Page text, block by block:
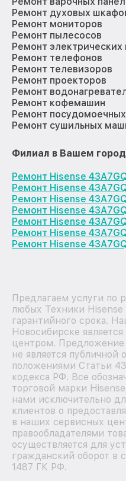
Ремонт духовых
Ремонт мониторов
Ремонт пылесосов
Ремонт электрических
Ремонт телефонов
Ремонт телевизоров
Ремонт проекторов
Ремонт
Ремонт кофемашин
Ремонт
Ремонт сушильных
Филиал в Вашем
Ремонт Hisense
Ремонт Hisense
Ремонт Hisense
Ремонт Hisense
Ремонт Hisense
Ремонт Hisense
Ремонт Hisense
Предлагаем услуги по
любых Техники Hisense
гарантийного срока.
Новосибирске
центром.
не является
положениями Статьи
кодекса РФ. Все
торговой марки
нами исключительно
клиентов о
в наших сервисных
правообладателями
осуществляется для
гражданский оборот в
1487 ГК РФ.